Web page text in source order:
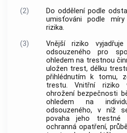
(2)
Do oddělení podle
umisťováni podle
rizika.
(3)
Vnější riziko
odsouzeného pro
ohledem na trestnou
uložen trest, délku
přihlédnutím k tomu,
trestu. Vnitřní riziko
ohrožení bezpečnosti
ohledem na
odsouzeného, v níž
povaha jeho trestné
ochranná opatření,